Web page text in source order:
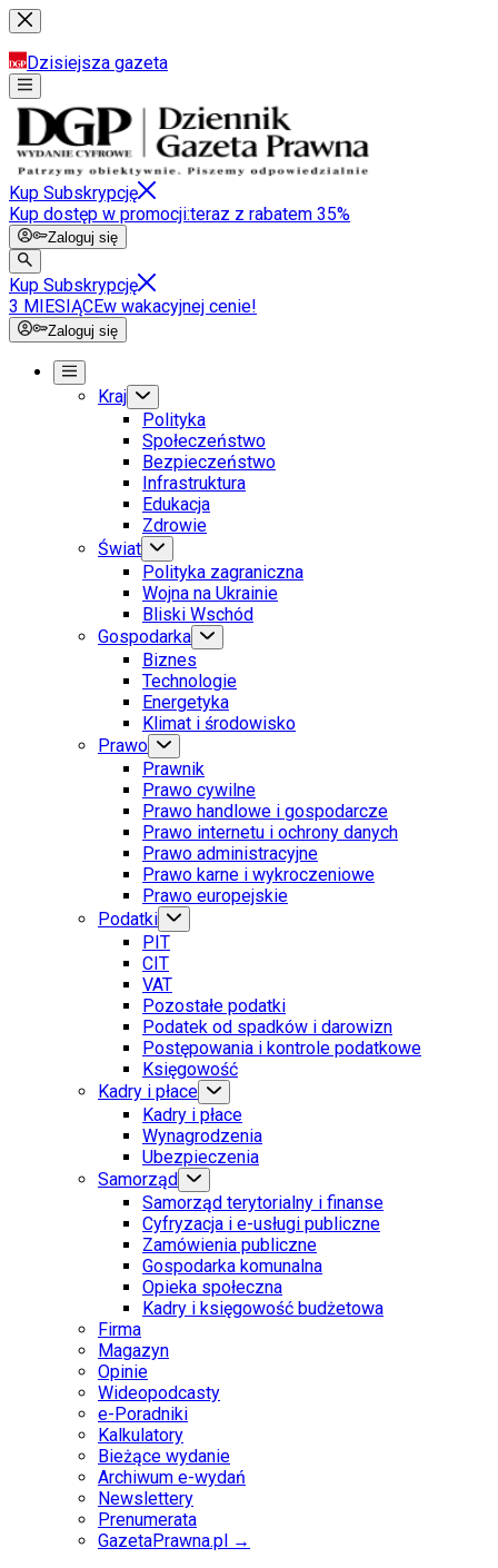
Dzisiejsza gazeta
Kup Subskrypcję
Kup dostęp w promocji:teraz z rabatem 35%
Zaloguj się
Kup Subskrypcję
3 MIESIĄCEw wakacyjnej cenie!
Zaloguj się
Kraj
Polityka
Społeczeństwo
Bezpieczeństwo
Infrastruktura
Edukacja
Zdrowie
Świat
Polityka zagraniczna
Wojna na Ukrainie
Bliski Wschód
Gospodarka
Biznes
Technologie
Energetyka
Klimat i środowisko
Prawo
Prawnik
Prawo cywilne
Prawo handlowe i gospodarcze
Prawo internetu i ochrony danych
Prawo administracyjne
Prawo karne i wykroczeniowe
Prawo europejskie
Podatki
PIT
CIT
VAT
Pozostałe podatki
Podatek od spadków i darowizn
Postępowania i kontrole podatkowe
Księgowość
Kadry i płace
Kadry i płace
Wynagrodzenia
Ubezpieczenia
Samorząd
Samorząd terytorialny i finanse
Cyfryzacja i e-usługi publiczne
Zamówienia publiczne
Gospodarka komunalna
Opieka społeczna
Kadry i księgowość budżetowa
Firma
Magazyn
Opinie
Wideopodcasty
e-Poradniki
Kalkulatory
Bieżące wydanie
Archiwum e-wydań
Newslettery
Prenumerata
GazetaPrawna.pl →